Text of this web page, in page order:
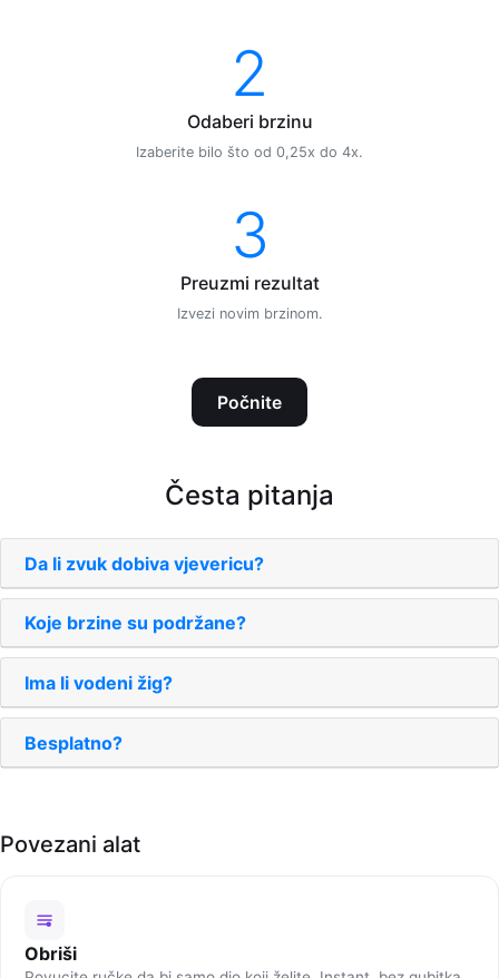
2
Odaberi brzinu
Izaberite bilo što od 0,25x do 4x.
3
Preuzmi rezultat
Izvezi novim brzinom.
Počnite
Česta pitanja
Da li zvuk dobiva vjevericu?
Koje brzine su podržane?
Ima li vodeni žig?
Besplatno?
Povezani alat
Obriši